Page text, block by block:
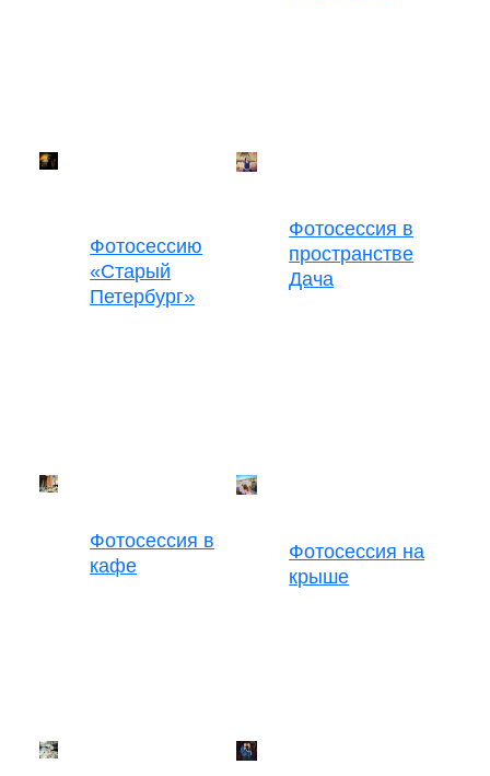
Фотосессию
«Старый
Петербург»
Фотосессия в
пространстве
Дача
Фотосессия в
кафе
Фотосессия на
крыше